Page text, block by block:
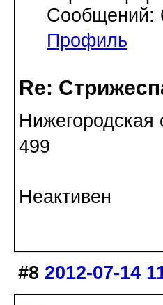
Сообщений:
Профиль
Re:
499
Неактивен
#8 2012-07-14